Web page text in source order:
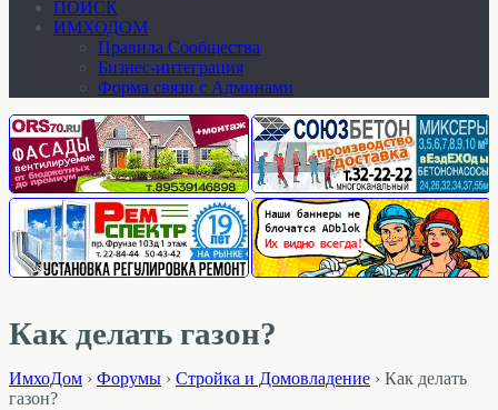
ПОИСК
ИМХОДОМ
Правила Сообщества
Бизнес-интеграция
Форма связи с Админами
Как делать газон?
ИмхоДом › Форумы › Стройка и Домовладение › Как делать
газон?